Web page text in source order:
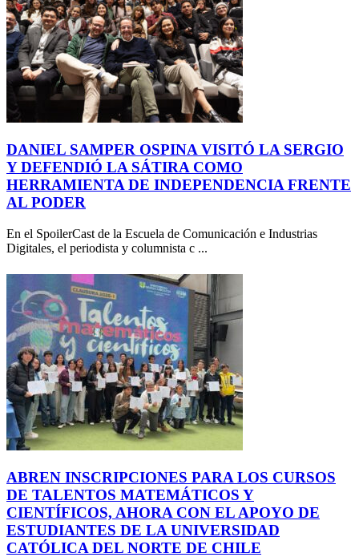
DANIEL SAMPER OSPINA VISITÓ LA SERGIO
Y DEFENDIÓ LA SÁTIRA COMO
HERRAMIENTA DE INDEPENDENCIA FRENTE
AL PODER
En el SpoilerCast de la Escuela de Comunicación e Industrias
Digitales, el periodista y columnista c ...
ABREN INSCRIPCIONES PARA LOS CURSOS
DE TALENTOS MATEMÁTICOS Y
CIENTÍFICOS, AHORA CON EL APOYO DE
ESTUDIANTES DE LA UNIVERSIDAD
CATÓLICA DEL NORTE DE CHILE